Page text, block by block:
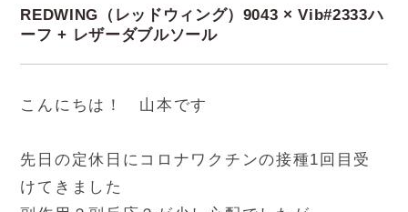
REDWING（レッドウィング）9043 × Vib#2333ハ
ーフ + レザーダブルソール
こんにちは！ 山本です
先日の定休日にコロナワクチンの接種1回目受
けてきました